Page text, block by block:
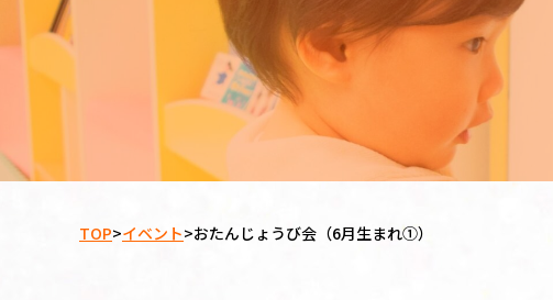
TOP>イベント>おたんじょうび会（6月生まれ①）